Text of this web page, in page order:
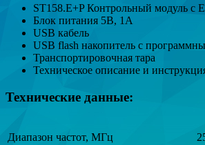
ST158.E+P Контрольный модуль с
Блок питания 5В, 1А
USB кабель
USB flash накопитель с
Транспортировочная тара
Техническое описание и
Технические данные:
Диапазон частот, МГц